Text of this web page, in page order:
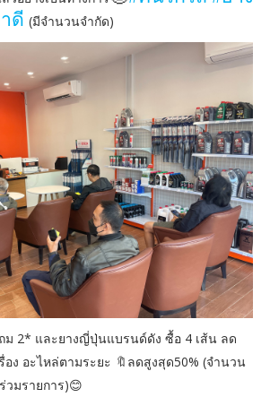
ดี (มีจำนวนจำกัด)
ม 2* และยางญี่ปุ่นแบรนด์ดัง ซื้อ 4 เส้น ลด
ง อะไหล่ตามระยะ 🔖ลดสูงสุด50% (จำนวน
วมรายการ)😊